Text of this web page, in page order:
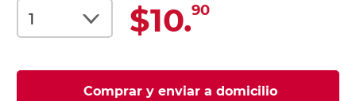
$10.90
Comprar y enviar a domicilio